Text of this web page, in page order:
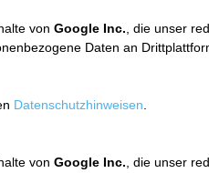
von Google Inc. , die unser
Daten an
Datenschutzhinweisen
von Google Inc. , die unser